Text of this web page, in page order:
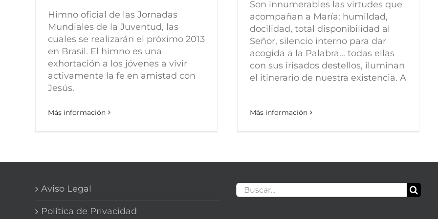
Himno oficial de las Jornadas
Mundiales de la Juventud, las
cuales se realizarán el próximo 2013
en Brasil. El himno es una
exhortación a los jóvenes a vivir
activamente la fe en amistad con
Jesús.
Más información
Son innumerables las virtudes que
acompañan a María: humildad,
docilidad, total disponibilidad al
Señor, silencio interno para dar
acogida a la Palabra... todas ellas
con sus irisados destellos, iluminan
el itinerario de nuestra existencia. A
Más información
Aviso Legal
Política de Privacidad
Buscar: